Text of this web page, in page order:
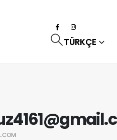
TÜRKÇE